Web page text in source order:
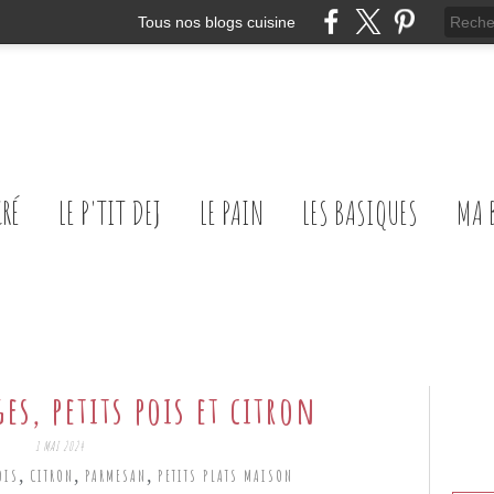
Tous nos blogs cuisine
LE P'TIT DEJ LE PAIN LES BASIQUES MA
petits pois et citron
1 MAI 2024
, CITRON , PARMESAN , PETITS PLATS MAISON